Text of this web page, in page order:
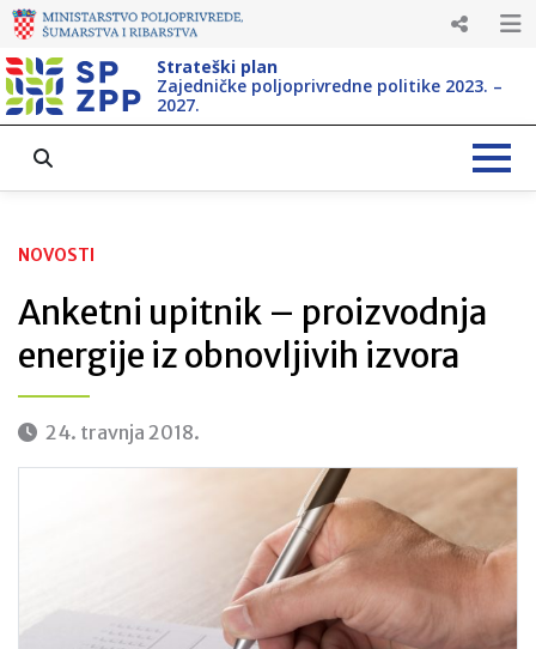
Strateški plan
Zajedničke poljoprivredne politike 2023. –
2027.
NOVOSTI
Anketni upitnik – proizvodnja
energije iz obnovljivih izvora
24. travnja 2018.